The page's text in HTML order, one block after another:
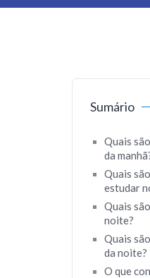
Sumário
Quais
da
Quais
estudar
Quais
noite?
Quais
da noite?
O que